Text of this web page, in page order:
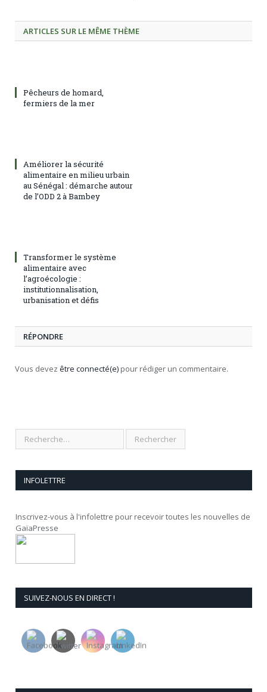
ARTICLES SUR LE MÊME THÈME
Pêcheurs de homard,
fermiers de la mer
Améliorer la sécurité
alimentaire en milieu urbain
au Sénégal : démarche autour
de l’ODD 2 à Bambey
Transformer le système
alimentaire avec
l’agroécologie :
institutionnalisation,
urbanisation et défis
RÉPONDRE
Vous devez être connecté(e) pour rédiger un commentaire.
INFOLETTRE
Inscrivez-vous à l'infolettre pour recevoir toutes les nouvelles de
GaïaPresse
SUIVEZ-NOUS EN DIRECT !